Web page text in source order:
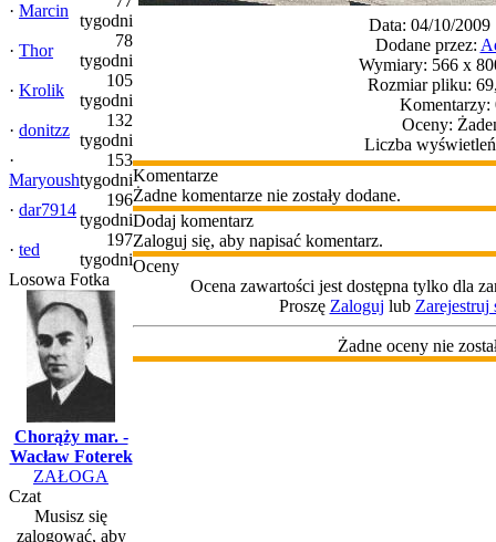
· Marcin
tygodni
· Thor
78
tygodni
· Krolik
105
tygodni
· donitzz
132
tygodni
·
Maryoush
153
tygodni
· dar7914
196
tygodni
· ted
197
tygodni
Losowa Fotka
Chorąży mar. -
Wacław Foterek
ZAŁOGA
Czat
Musisz się
zalogować, aby
Data: 04/10/2009
Dodane przez:
Wymiary: 566 x
Rozmiar pliku:
Komentarzy:
Oceny:
Liczba
Komentarze
Żadne komentarze nie zostały dodane.
Dodaj komentarz
Zaloguj się, aby napisać komentarz.
Oceny
Ocena zawartości jest dostępna tylko dla
Proszę Zaloguj lub Zarejestruj
Żadne oceny nie